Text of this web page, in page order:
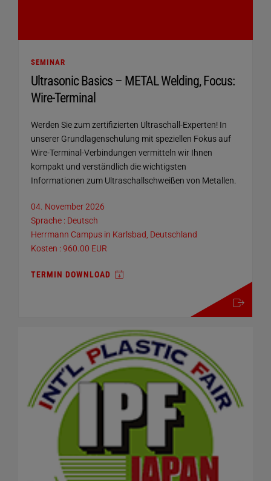
SEMINAR
Ultrasonic Basics – METAL Welding, Focus:
Wire-Terminal
Werden Sie zum zertifizierten Ultraschall-Experten! In
unserer Grundlagenschulung mit speziellen Fokus auf
Wire-Terminal-Verbindungen vermitteln wir Ihnen
kompakt und verständlich die wichtigsten
Informationen zum Ultraschallschweißen von Metallen.
04. November 2026
Sprache : Deutsch
Herrmann Campus in Karlsbad, Deutschland
Kosten : 960.00 EUR
TERMIN DOWNLOAD
mehr details